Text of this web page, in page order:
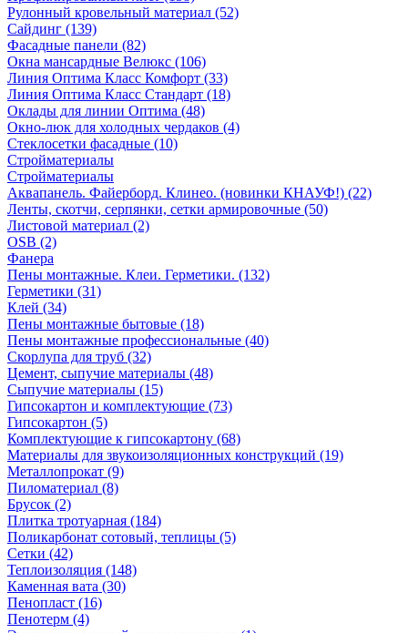
Рулонный кровельный материал (52)
Сайдинг (139)
Фасадные панели (82)
Окна мансардные Велюкс (106)
Линия Оптима Класс Комфорт (33)
Линия Оптима Класс Стандарт (18)
Оклады для линии Оптима (48)
Окно-люк для холодных чердаков (4)
Стеклосетки фасадные (10)
Стройматериалы
Стройматериалы
Аквапанель. Файерборд. Клинео. (новинки КНАУФ!) (22)
Ленты, скотчи, серпянки, сетки армировочные (50)
Листовой материал (2)
OSB (2)
Фанера
Пены монтажные. Клеи. Герметики. (132)
Герметики (31)
Клей (34)
Пены монтажные бытовые (18)
Пены монтажные профессиональные (40)
Скорлупа для труб (32)
Цемент, сыпучие материалы (48)
Сыпучие материалы (15)
Гипсокартон и комплектующие (73)
Гипсокартон (5)
Комплектующие к гипсокартону (68)
Материалы для звукоизоляционных конструкций (19)
Металлопрокат (9)
Пиломатериал (8)
Брусок (2)
Плитка тротуарная (184)
Поликарбонат сотовый, теплицы (5)
Сетки (42)
Теплоизоляция (148)
Каменная вата (30)
Пенопласт (16)
Пенотерм (4)